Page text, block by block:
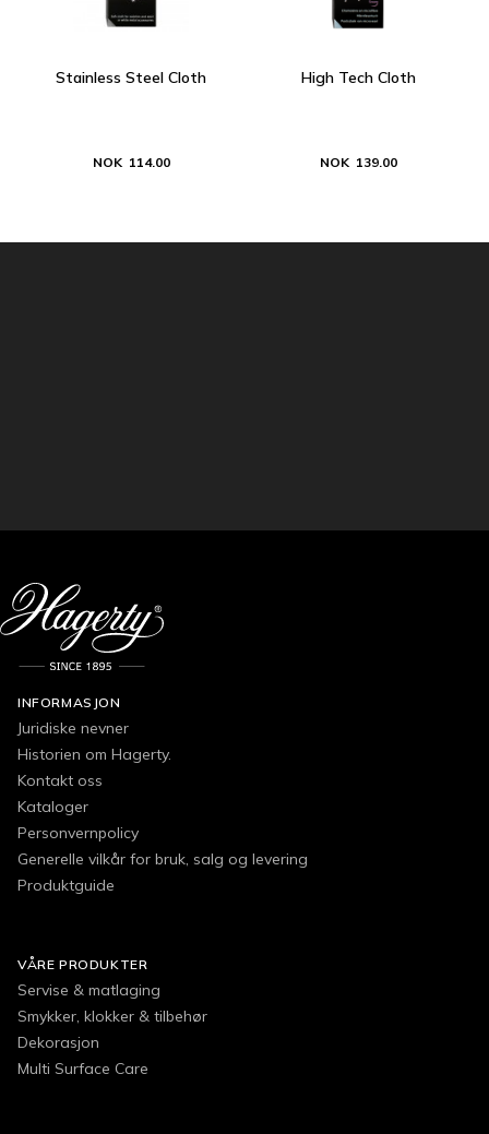
Stainless Steel Cloth
NOK 114.00
High Tech Cloth
NOK 139.00
INFORMASJON
Juridiske nevner
Historien om Hagerty.
Kontakt oss
Kataloger
Personvernpolicy
Generelle vilkår for bruk, salg og levering
Produktguide
VÅRE PRODUKTER
Servise & matlaging
Smykker, klokker & tilbehør
Dekorasjon
Multi Surface Care